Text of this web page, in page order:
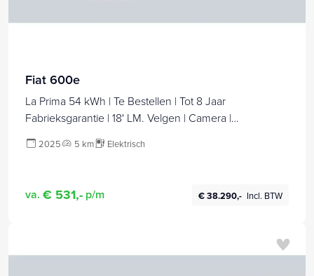
Fiat 600e
La Prima 54 kWh | Te Bestellen | Tot 8 Jaar
Fabrieksgarantie | 18' LM. Velgen | Camera |
2025 5 km Elektrisch
va. € 531,- p/m € 38.290,- Incl. BTW